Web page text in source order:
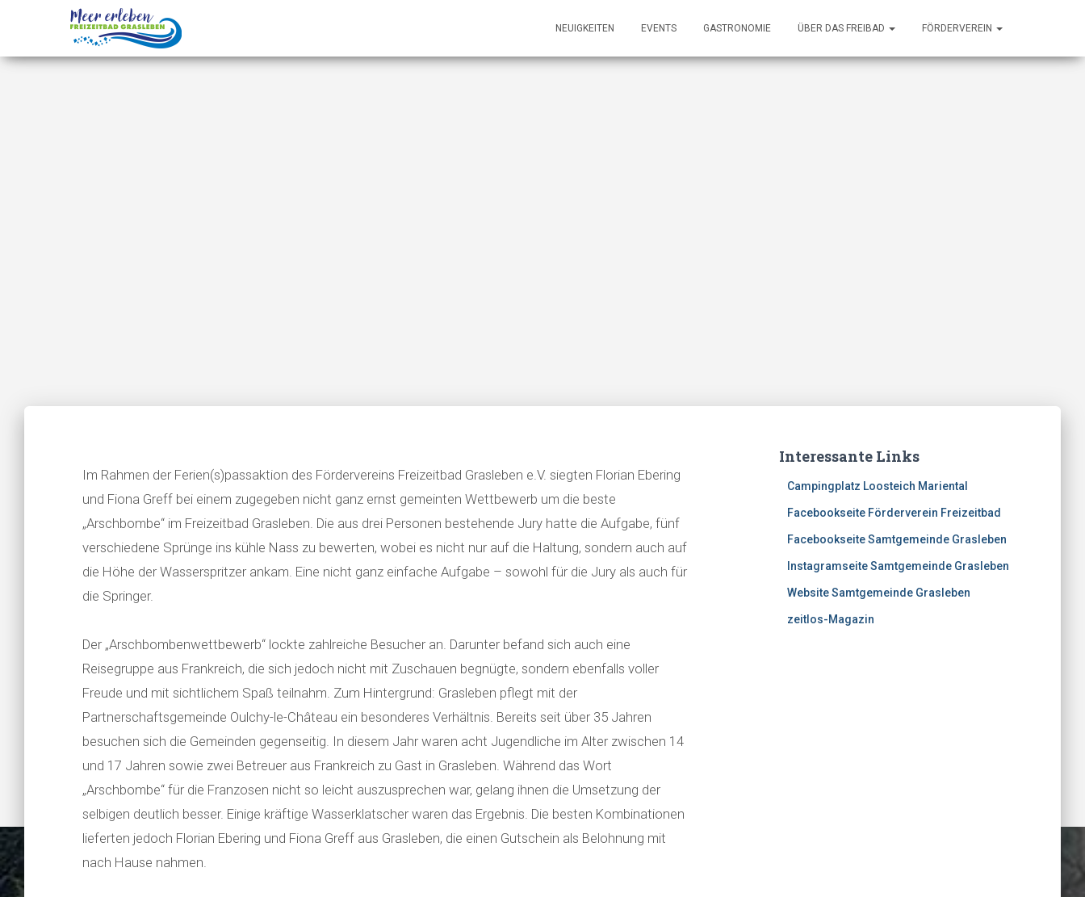
NEUIGKEITEN EVENTS GASTRONOMIE ÜBER DAS FREIBAD FÖRDERVEREIN
Im Rahmen der Ferien(s)passaktion des Fördervereins Freizeitbad Grasleben e.V. siegten Florian Ebering
und Fiona Greff bei einem zugegeben nicht ganz ernst gemeinten Wettbewerb um die beste
„Arschbombe“ im Freizeitbad Grasleben. Die aus drei Personen bestehende Jury hatte die Aufgabe, fünf
verschiedene Sprünge ins kühle Nass zu bewerten, wobei es nicht nur auf die Haltung, sondern auch auf
die Höhe der Wasserspritzer ankam. Eine nicht ganz einfache Aufgabe – sowohl für die Jury als auch für
die Springer.
Der „Arschbombenwettbewerb“ lockte zahlreiche Besucher an. Darunter befand sich auch eine
Reisegruppe aus Frankreich, die sich jedoch nicht mit Zuschauen begnügte, sondern ebenfalls voller
Freude und mit sichtlichem Spaß teilnahm. Zum Hintergrund: Grasleben pflegt mit der
Partnerschaftsgemeinde Oulchy-le-Château ein besonderes Verhältnis. Bereits seit über 35 Jahren
besuchen sich die Gemeinden gegenseitig. In diesem Jahr waren acht Jugendliche im Alter zwischen 14
und 17 Jahren sowie zwei Betreuer aus Frankreich zu Gast in Grasleben. Während das Wort
„Arschbombe“ für die Franzosen nicht so leicht auszusprechen war, gelang ihnen die Umsetzung der
selbigen deutlich besser. Einige kräftige Wasserklatscher waren das Ergebnis. Die besten Kombinationen
lieferten jedoch Florian Ebering und Fiona Greff aus Grasleben, die einen Gutschein als Belohnung mit
nach Hause nahmen.
Interessante Links
Campingplatz Loosteich Mariental
Facebookseite Förderverein Freizeitbad
Facebookseite Samtgemeinde Grasleben
Instagramseite Samtgemeinde Grasleben
Website Samtgemeinde Grasleben
zeitlos-Magazin